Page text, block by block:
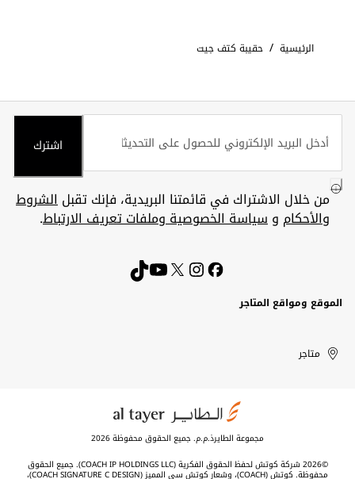
الرئيسية / حقيبة كتف جيت
اشترك
من خلال الاشتراك في قائمتنا البريدية، فإنك تقبلالشروط
والأحكام وسياسة الخصوصية وملفات تعريف الارتباط.
الموقع ومواقع المتاجر
United
Arab
Kuwait
الإمارات
العربية
الكويت
متاجر
مجموعة الطايرذ.م.م. جميع الحقوق محفوظة 2026
©2026 شركة كوتش لحفظ الحقوق الفكرية (COACH IP HOLDINGS LLC). جميع الحقوق
محفوظة. كوتش (COACH)، وشعار كوتش سي المميز (COACH SIGNATURE C DESIGN)،